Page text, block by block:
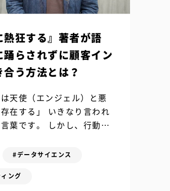
熱狂する』著者が語
らされずに顧客イン
う方法とは？
は天使（エンジェル）と悪
在する」 いきなり言われ
葉です。 しかし、行動経
魔に熱狂する』の著者、
#データサイエンス
ング